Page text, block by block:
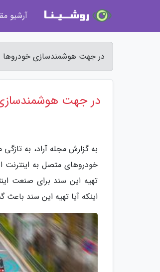
در جهت هوشمندسازی خودروها
در جهت
به گزارش مجله آراد، به
اینکه آیا تهیه این سند
آرشیو